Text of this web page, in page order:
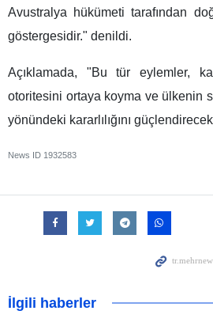
Avustralya hükümeti tarafından
göstergesidir." denildi.
Açıklamada, "Bu tür eylemler,
otoritesini ortaya koyma ve ülkenin
yönündeki kararlılığını
News ID 1932583
İlgili haberler